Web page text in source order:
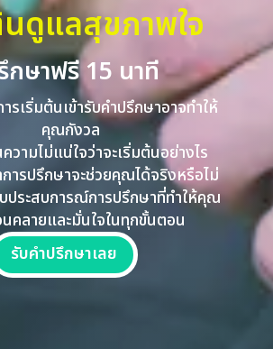
ดูแลสุขภาพใจ
กษาฟรี 15 นาที
ารเริ่มต้นเข้ารับคำปรึกษาอาจทำให้
คุณกังวล
ความไม่แน่ใจว่าจะเริ่มต้นอย่างไร
ารปรึกษาจะช่วยคุณได้จริงหรือไม่
ประสบการณ์การปรึกษาที่ทำให้คุณ
คลายและมั่นใจในทุกขั้นตอน
รับคำปรึกษาเลย